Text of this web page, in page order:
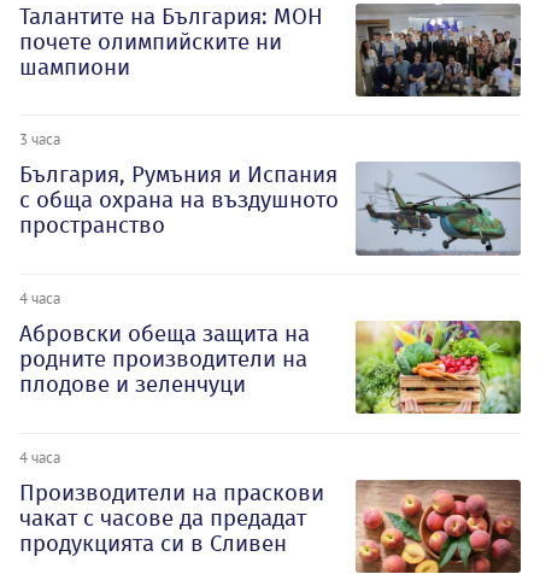
Талантите на България: МОН
почете олимпийските ни
шампиони
3 часа
България, Румъния и Испания
с обща охрана на въздушното
пространство
4 часа
Абровски обеща защита на
родните производители на
плодове и зеленчуци
4 часа
Производители на праскови
чакат с часове да предадат
продукцията си в Сливен